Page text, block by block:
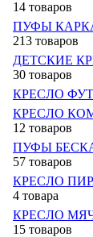
14 товаров
ПУФЫ
213 товаров
ДЕТСКИЕ
30 товаров
КРЕСЛО
КРЕСЛО
12 товаров
ПУФЫ
57 товаров
КРЕСЛО
4 товара
КРЕСЛО
15 товаров